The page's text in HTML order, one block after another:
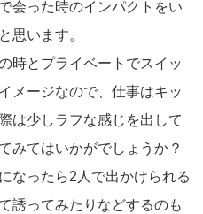
に行動しましょう。
が信頼関係を築き、他の人
となります。しかし、職場
の注意を払いながら行動す
一気に親密になろうと急が
尊重しながら関係を深めて
会った時のインパクトをい
思います。
時とプライベートでスイッ
メージなので、仕事はキッ
は少しラフな感じを出して
みてはいかがでしょうか？
なったら2人で出かけられる
誘ってみたりなどするのも